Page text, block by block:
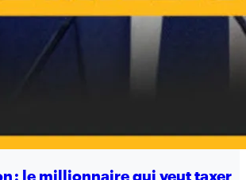
: le millionnaire qui veut taxer